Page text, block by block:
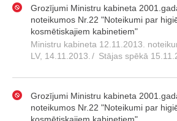
Grozījumi Ministru kabineta
noteikumos Nr.22 "Noteikumi par
kosmētiskajiem kabinetiem"
Ministru kabineta 12.11.2013.
LV, 14.11.2013. / Stājas spēkā
Grozījumi Ministru kabineta
noteikumos Nr.22 "Noteikumi par